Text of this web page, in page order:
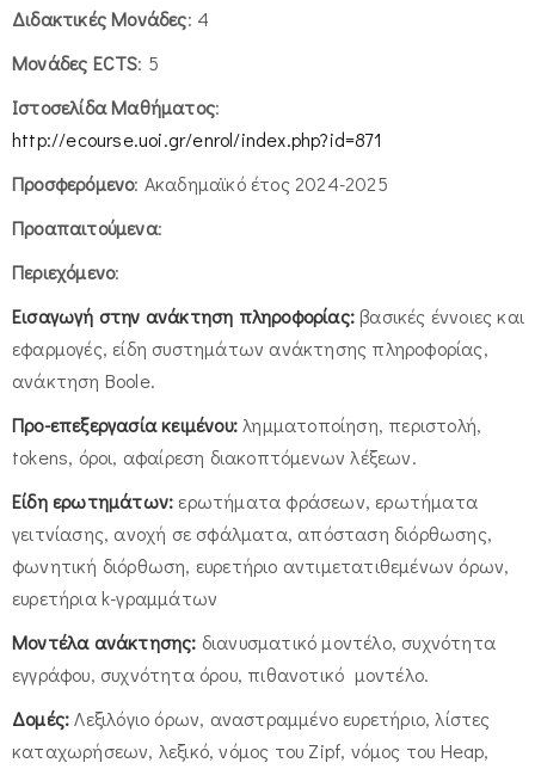
Διδακτικές Μονάδες: 4
Μονάδες ECTS: 5
Ιστοσελίδα Μαθήματος:
http://ecourse.uoi.gr/enrol/index.php?id=871
Προσφερόμενο: Ακαδημαϊκό έτος 2024-2025
Προαπαιτούμενα:
Περιεχόμενο:
Εισαγωγή στην ανάκτηση πληροφορίας:βασικές έννοιες και
εφαρμογές, είδη συστημάτων ανάκτησης πληροφορίας,
ανάκτηση Boole.
Προ-επεξεργασία κειμένου:λημματοποίηση, περιστολή,
tokens, όροι, αφαίρεση διακοπτόμενων λέξεων.
Είδη ερωτημάτων: ερωτήματα φράσεων, ερωτήματα
γειτνίασης, ανοχή σε σφάλματα, απόσταση διόρθωσης,
φωνητική διόρθωση, ευρετήριο αντιμετατιθεμένων όρων,
ευρετήρια k-γραμμάτων
Μοντέλα ανάκτησης: διανυσματικό μοντέλο, συχνότητα
εγγράφου, συχνότητα όρου, πιθανοτικό μοντέλο.
Δομές:Λεξιλόγιο όρων, αναστραμμένο ευρετήριο, λίστες
καταχωρήσεων, λεξικό, νόμος του Zipf, νόμος του Heap,